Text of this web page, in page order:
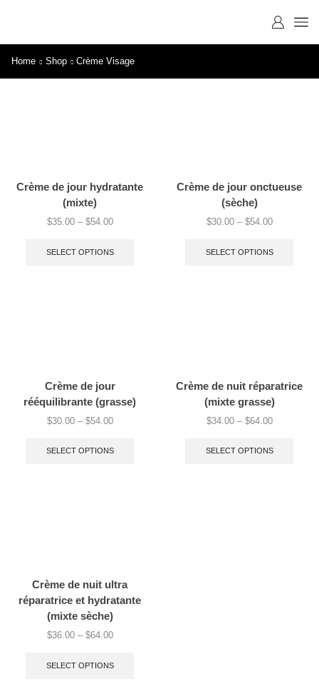
Home Shop Crème Visage
Crème de jour hydratante
(mixte)
$35.00– $54.00
SELECT OPTIONS
Crème de jour onctueuse
(sèche)
$30.00– $54.00
SELECT OPTIONS
Crème de jour
rééquilibrante (grasse)
$30.00– $54.00
SELECT OPTIONS
Crème de nuit réparatrice
(mixte grasse)
$34.00– $64.00
SELECT OPTIONS
Crème de nuit ultra
réparatrice et hydratante
(mixte sèche)
$36.00– $64.00
SELECT OPTIONS